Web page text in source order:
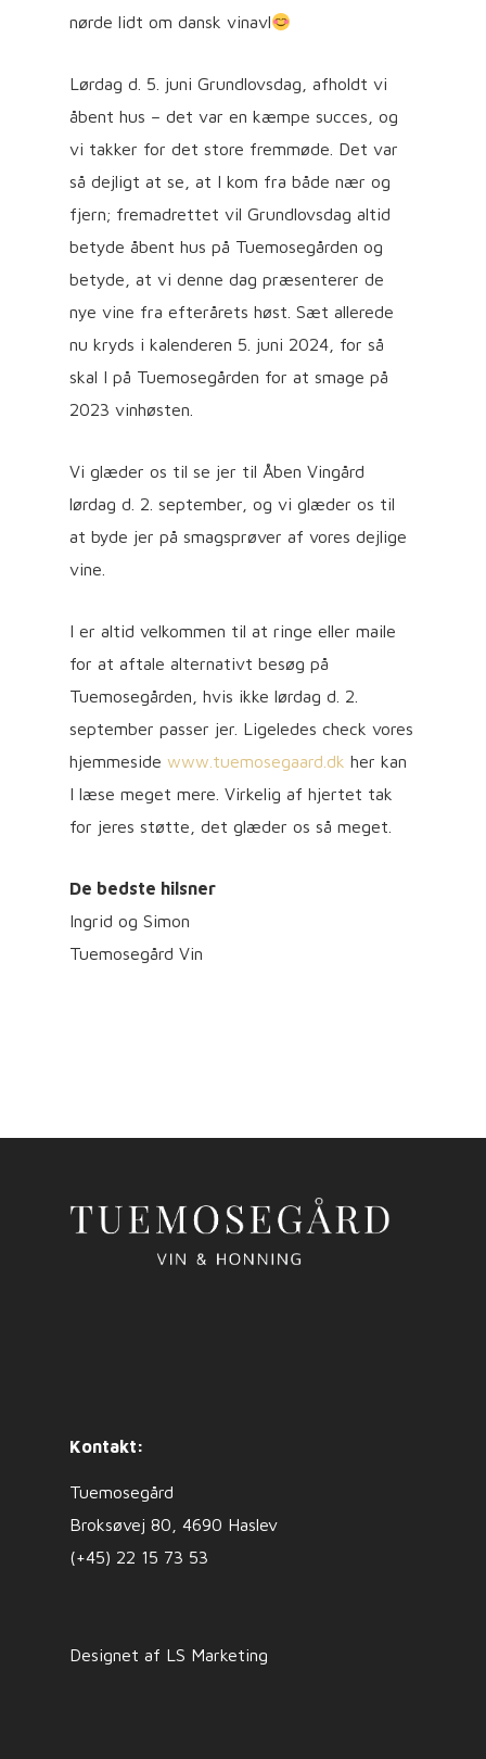
nørde lidt om dansk vinavl
Lørdag d. 5. juni Grundlovsdag, afholdt vi
åbent hus – det var en kæmpe succes, og
vi takker for det store fremmøde. Det var
så dejligt at se, at I kom fra både nær og
fjern; fremadrettet vil Grundlovsdag altid
betyde åbent hus på Tuemosegården og
betyde, at vi denne dag præsenterer de
nye vine fra efterårets høst. Sæt allerede
nu kryds i kalenderen 5. juni 2024, for så
skal I på Tuemosegården for at smage på
2023 vinhøsten.
Vi glæder os til se jer til Åben Vingård
lørdag d. 2. september, og vi glæder os til
at byde jer på smagsprøver af vores dejlige
vine.
I er altid velkommen til at ringe eller maile
for at aftale alternativt besøg på
Tuemosegården, hvis ikke lørdag d. 2.
september passer jer. Ligeledes check vores
hjemmesidewww.tuemosegaard.dk her kan
I læse meget mere. Virkelig af hjertet tak
for jeres støtte, det glæder os så meget.
De bedste hilsner
Ingrid og Simon
Tuemosegård Vin
Kontakt:
Tuemosegård
Broksøvej 80, 4690 Haslev
(+45) 22 15 73 53
Designet af LS Marketing